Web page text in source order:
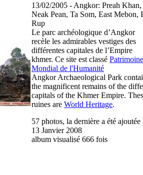
13/02/2005 - Angkor: Preah Khan,
Neak Pean, Ta Som, East Mebon,
Rup
Le parc archéologique d’Angkor
recèle les admirables vestiges des
différentes capitales de l’Empire
khmer. Ce site est classé Patrimoine
Mondial de l'Humanité
Angkor Archaeological Park
the magnificent remains of the
capitals of the Khmer Empire.
ruines are World Heritage.
57 photos, la dernière a été ajoutée
13 Janvier 2008
album visualisé 666 fois